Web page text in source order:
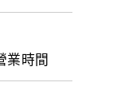
育模式 串
業時間